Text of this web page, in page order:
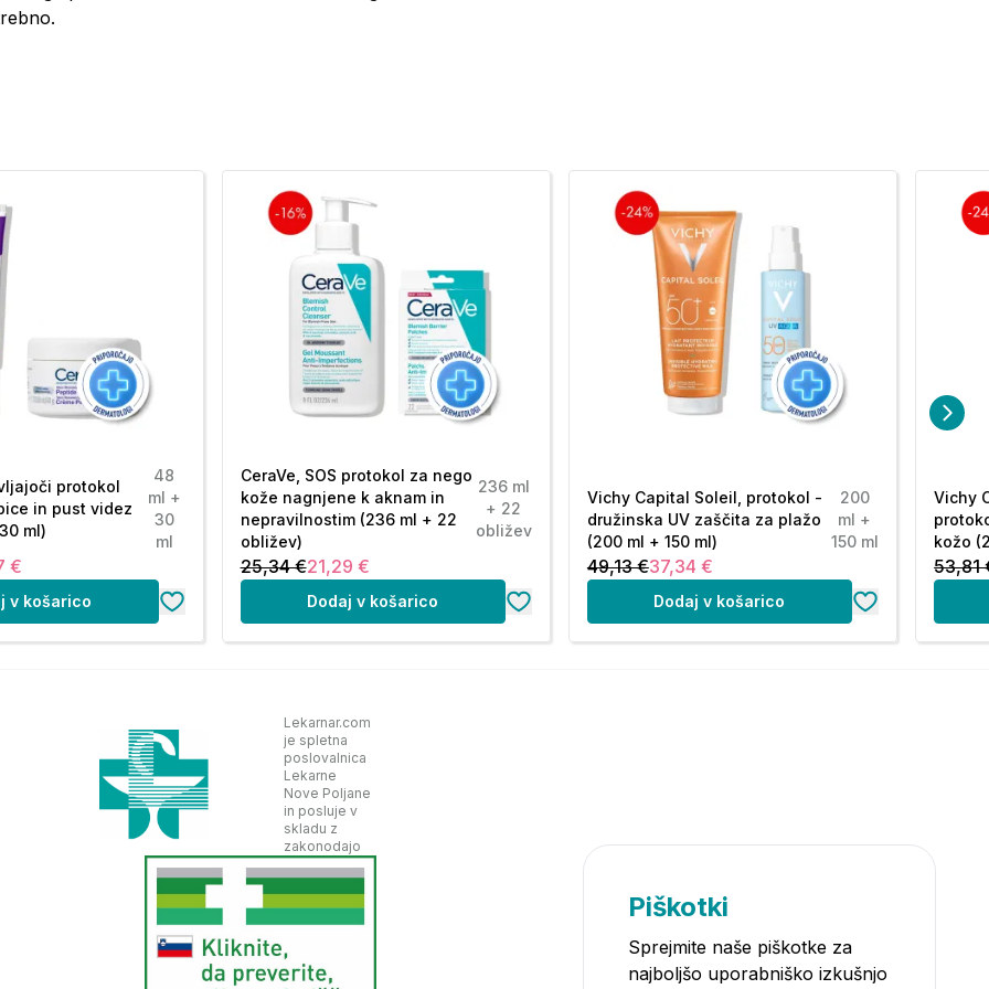
GLYCERIN. LAURYL BETAINE. ACRYLATES
COCOATE. CITRIC ACID. FRAGRANCE
GUAR
PANTOLACTONE. PHENOXYETHANOL.
HYDROXIDE. TRISODIUM
protokol
in pust videz
ml)
48
ml +
30
ml
€
v košarico
CeraVe, SOS protokol za nego
kože nagnjene k aknam in
nepravilnostim (236 ml + 22
obližev)
236 ml
+ 22
obližev
25,34 €21,29 €
Dodaj v košarico
Vichy Capital Soleil, protokol -
družinska UV zaščita za plažo
(200 ml + 150 ml)
200
ml +
150 ml
49,13 €37,34 €
Dodaj v košarico
Vichy
kožo
53,81
Lekarnar.com
je spletna
poslovalnica
Lekarne
Nove Poljane
in posluje v
skladu z
zakonodajo
Piškotki
Sprejmite naše piškotke za
najboljšo uporabniško izkušnjo